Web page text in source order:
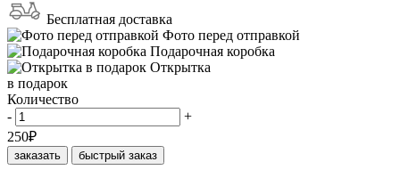
Бесплатная доставка
Фото перед отправкой
Подарочная коробка
Открытка
в подарок
Количество
-
+
250₽
заказать быстрый заказ